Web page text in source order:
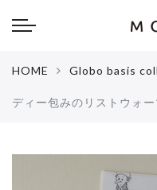
Back
編み物はじめて教室：棒針編
Back
Knitting kit
HOME Globo basis
ディー包みのリストウォ